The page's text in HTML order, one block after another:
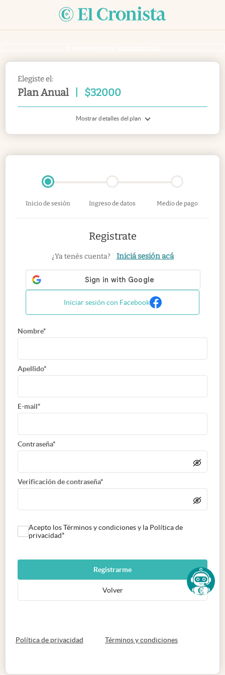
Elegiste el:
Plan Anual $32000
Mostrar detalles del plan
Inicio de sesión Ingreso de datos Medio de pago
Registrate
¿Ya tenés cuenta? Iniciá sesión acá
Iniciar sesión con Facebook
Nombre*
Apellido*
E-mail*
Contraseña*
Verificación de contraseña*
Acepto los Términos y condiciones y la Política de
privacidad*
Registrarme
Volver
Política de privacidad abre en nueva pestaña
Términos y condicionesabre en nueva